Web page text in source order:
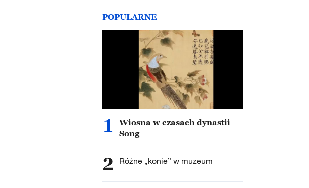
POPULARNE
1
Wiosna w czasach dynastii
Song
2 Różne „konie” w muzeum